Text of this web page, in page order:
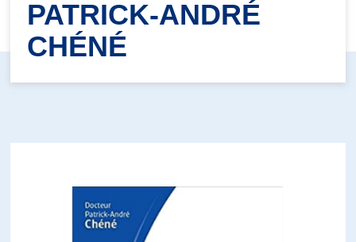
PATRICK-ANDRÉ
CHÉNÉ